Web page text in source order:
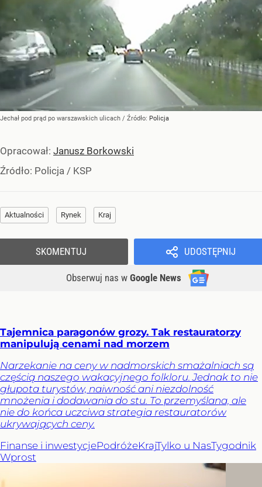
Jechał pod prąd po warszawskich ulicach / Źródło: Policja
Opracował: Janusz Borkowski
Źródło: Policja / KSP
Aktualności Rynek Kraj
UDOSTĘPNIJ
Obserwuj nas w Google News
SKOMENTUJ
Tajemnica paragonów grozy. Tak restauratorzy
manipulują cenami nad morzem
Narzekanie na ceny w nadmorskich smażalniach są
częścią naszego wakacyjnego folkloru. Jednak to nie
głupota turystów, naiwność ani niezdolność
mnożenia i dodawania do stu. To przemyślana, ale
nie do końca uczciwa strategia restauratorów
ukrywających ceny.
Finanse i inwestycjePodróżeKrajTylko u NasTygodnik
Wprost